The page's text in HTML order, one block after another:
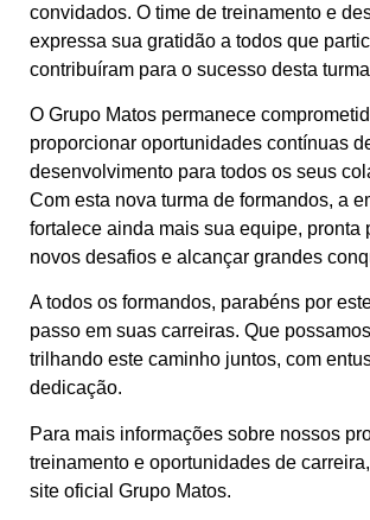
convidados. O time de treinamento e
expressa sua gratidão a todos que
contribuíram para o sucesso desta
O Grupo Matos permanece
proporcionar oportunidades contínuas
desenvolvimento para todos os seus
Com esta nova turma de formandos, a
fortalece ainda mais sua equipe, pronta
novos desafios e alcançar grandes
A todos os formandos, parabéns por
passo em suas carreiras. Que
trilhando este caminho juntos, com
dedicação.
Para mais informações sobre nossos
treinamento e oportunidades de
site oficial Grupo Matos.